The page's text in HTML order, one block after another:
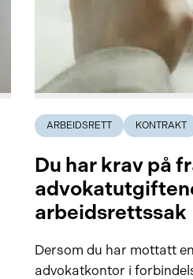
ARBEIDSRETT KONTRAKT
Du har krav på
arbeidsrettssak
Dersom du har mottatt
advokatkontor i